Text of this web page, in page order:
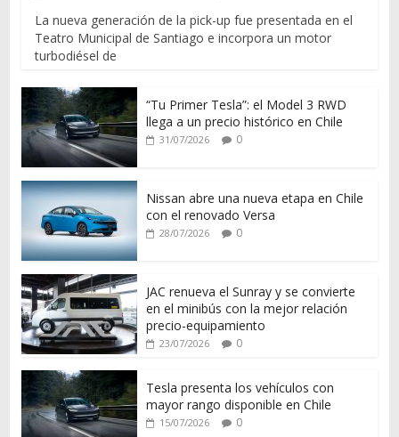
La nueva generación de la pick-up fue presentada en el
Teatro Municipal de Santiago e incorpora un motor
turbodiésel de
“Tu Primer Tesla”: el Model 3 RWD
llega a un precio histórico en Chile
31/07/2026 0
Nissan abre una nueva etapa en Chile
con el renovado Versa
28/07/2026 0
JAC renueva el Sunray y se convierte
en el minibús con la mejor relación
precio-equipamiento
23/07/2026 0
Tesla presenta los vehículos con
mayor rango disponible en Chile
15/07/2026 0